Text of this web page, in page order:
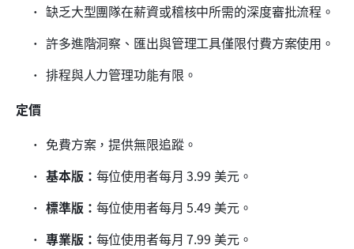
缺乏大型團隊在薪資或稽核中所需的深度審批流程。
許多進階洞察、匯出與管理工具僅限付費方案使用。
排程與人力管理功能有限。
定價
免費方案，提供無限追蹤。
基本版： 每位使用者每月 3.99 美元。
標準版： 每位使用者每月 5.49 美元。
專業版： 每位使用者每月 7.99 美元。